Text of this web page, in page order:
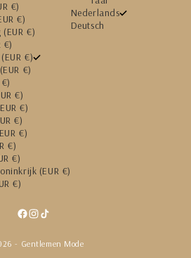
€)
€)
€)
€)
€)
€)
€)
€)
€)
€)
€)
€)
(EUR €)
€)
Nederlands
Deutsch
- Gentlemen Mode